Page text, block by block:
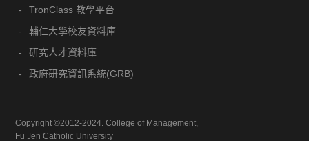
TronClass 教學平台
輔仁大學校友資料庫
研究人才資料庫
政府研究資訊系統(GRB)
Copyright ©2012-2024. College of Management,
Fu Jen Catholic University